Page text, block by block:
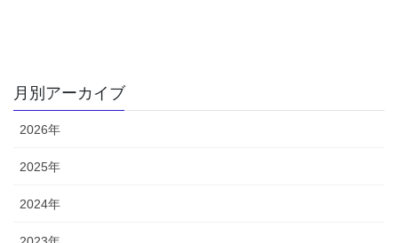
月別アーカイブ
2026年
2025年
2024年